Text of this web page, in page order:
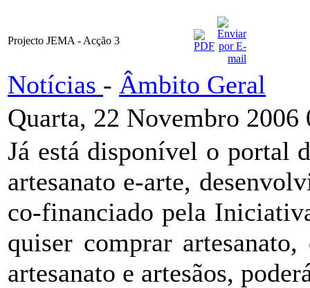
Projecto JEMA - Acção 3
Notícias - Âmbito Geral
Quarta, 22 Novembro 2006
Já está disponível o portal
artesanato e-arte,
co-financiado pela
quiser comprar
artesanato e artesãos,